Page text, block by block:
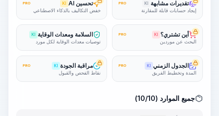
تقديرات مشابهة KI
PRO
إيجاد حسابات قابلة للمقارنة
تحسين AI KI
PRO
خفض التكاليف بالذكاء الاصطناعي
أين تشتري؟ KI
PRO
البحث عن موردين
السلامة ومعدات الوقاية KI
توصيات معدات الوقاية لكل مورد
الجدول الزمني KI
PRO
المدة وتخطيط الفريق
مراقبة الجودة KI
PRO
نقاط الفحص والقبول
جميع الموارد (10/10)